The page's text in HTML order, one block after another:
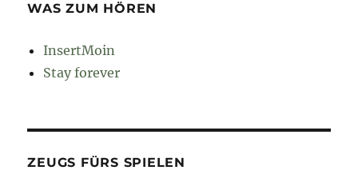
WAS ZUM HÖREN
InsertMoin
Stay forever
ZEUGS FÜRS SPIELEN